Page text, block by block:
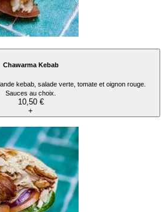
Chawarma Kebab
kebab, salade verte, tomate et oignon rouge.
Sauces au choix.
10,50 €
+